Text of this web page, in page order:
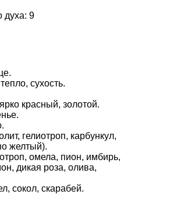
духа: 9
сухость.
красный, золотой.
гелиотроп, карбункул,
желтый).
омела, пион, имбирь,
дикая роза, олива,
сокол, скарабей.